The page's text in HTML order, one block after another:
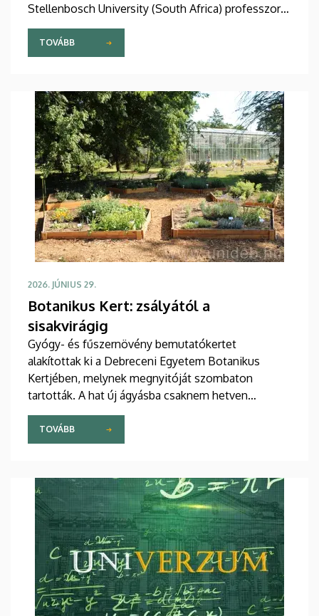
Stellenbosch University (South Africa) professzorát
2025 novemberében avatta díszdoktorai sorába a
Debreceni Egyetem.
TOVÁBB
2026. JÚNIUS 29.
Botanikus Kert: zsályától a
sisakvirágig
Gyógy- és fűszernövény bemutatókertet
alakítottak ki a Debreceni Egyetem Botanikus
Kertjében, melynek megnyitóját szombaton
tartották. A hat új ágyásba csaknem hetven
növényfajt ültettek tematikusan, így például a
gyógyszergyártásban használt növényeket az
ehetőektől elkülönítve mutatják be.
TOVÁBB